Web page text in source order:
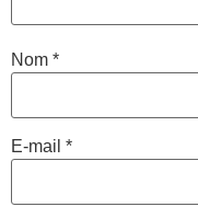
Nom *
E-mail *